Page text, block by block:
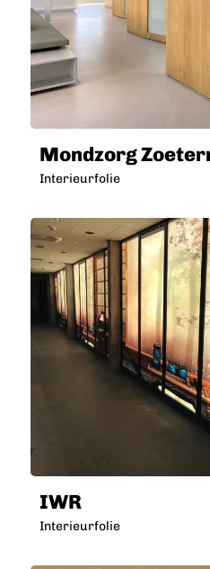
Mondzorg
Interieurfolie
IWR
Interieurfolie